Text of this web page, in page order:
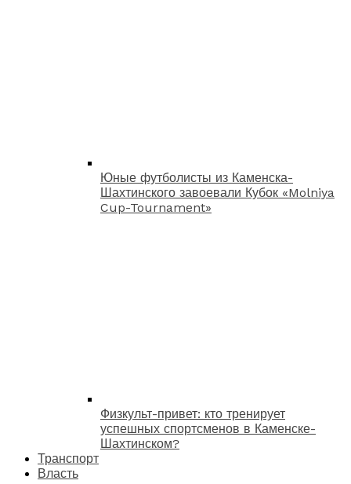
Юные футболисты из Каменска-
Шахтинского завоевали Кубок «Molniya
Cup-Tournament»
Физкульт-привет: кто тренирует
успешных спортсменов в Каменске-
Шахтинском?
Транспорт
Власть